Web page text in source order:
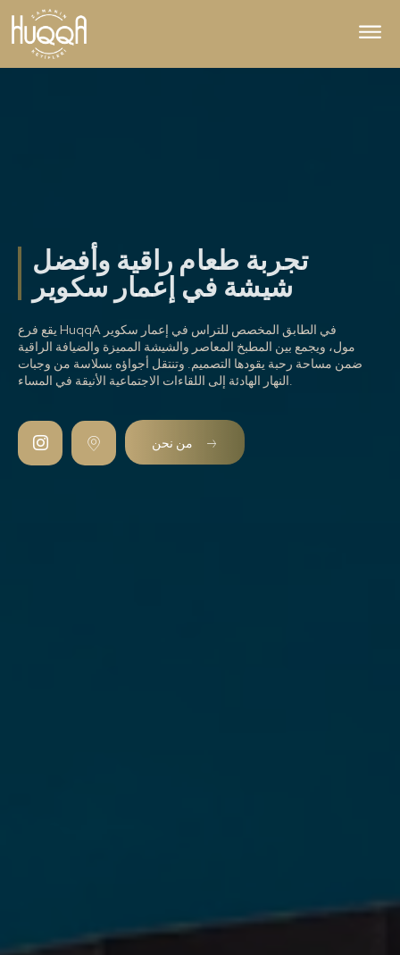
تجربة طعام راقية وأفضل
شيشة في إعمار سكوير
يقع فرع HuqqA في الطابق المخصص للتراس في إعمار سكوير
مول، ويجمع بين المطبخ المعاصر والشيشة المميزة والضيافة الراقية
ضمن مساحة رحبة يقودها التصميم. وتنتقل أجواؤه بسلاسة من وجبات
النهار الهادئة إلى اللقاءات الاجتماعية الأنيقة في المساء.
من نحن